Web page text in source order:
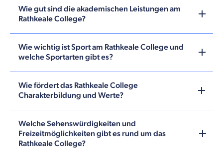
Wie gut sind die akademischen Leistungen am
Rathkeale College?
Wie wichtig ist Sport am Rathkeale College und
welche Sportarten gibt es?
Wie fördert das Rathkeale College
Charakterbildung und Werte?
Welche Sehenswürdigkeiten und
Freizeitmöglichkeiten gibt es rund um das
Rathkeale College?